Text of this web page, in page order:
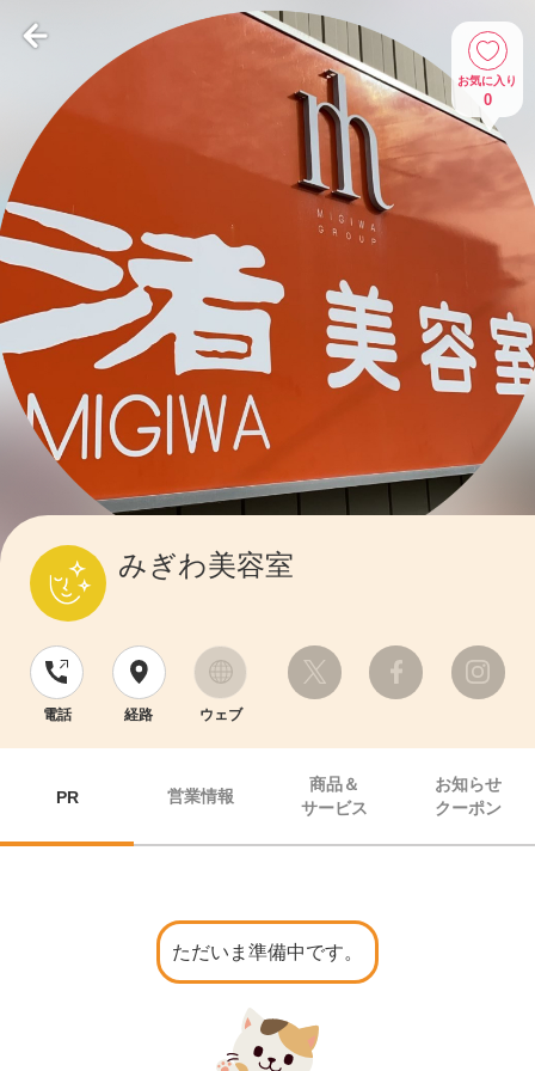
お気に入り
0
みぎわ美容室
電話 経路 ウェブ
PR 営業情報
商品＆
サービス
お知らせ
クーポン
ただいま準備中です。